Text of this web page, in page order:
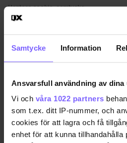
Samtycke Information
Ansvarsfull användning av
Vi och våra 1022 partners
som t.ex. ditt IP-nummer, och
cookies för att lagra och få
enhet för att kunna tillhandahålla
Hantera cookie-samtycke